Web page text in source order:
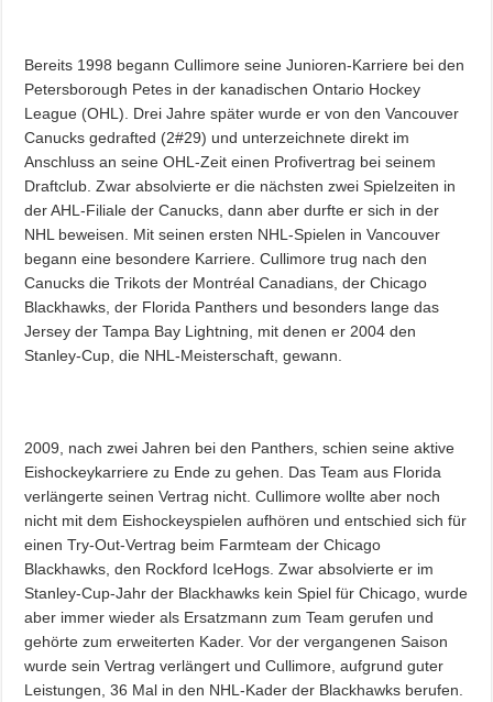
Bereits 1998 begann Cullimore seine Junioren-Karriere bei den
Petersborough Petes in der kanadischen Ontario Hockey
League (OHL). Drei Jahre später wurde er von den Vancouver
Canucks gedrafted (2#29) und unterzeichnete direkt im
Anschluss an seine OHL-Zeit einen Profivertrag bei seinem
Draftclub. Zwar absolvierte er die nächsten zwei Spielzeiten in
der AHL-Filiale der Canucks, dann aber durfte er sich in der
NHL beweisen. Mit seinen ersten NHL-Spielen in Vancouver
begann eine besondere Karriere. Cullimore trug nach den
Canucks die Trikots der Montréal Canadians, der Chicago
Blackhawks, der Florida Panthers und besonders lange das
Jersey der Tampa Bay Lightning, mit denen er 2004 den
Stanley-Cup, die NHL-Meisterschaft, gewann.
2009, nach zwei Jahren bei den Panthers, schien seine aktive
Eishockeykarriere zu Ende zu gehen. Das Team aus Florida
verlängerte seinen Vertrag nicht. Cullimore wollte aber noch
nicht mit dem Eishockeyspielen aufhören und entschied sich für
einen Try-Out-Vertrag beim Farmteam der Chicago
Blackhawks, den Rockford IceHogs. Zwar absolvierte er im
Stanley-Cup-Jahr der Blackhawks kein Spiel für Chicago, wurde
aber immer wieder als Ersatzmann zum Team gerufen und
gehörte zum erweiterten Kader. Vor der vergangenen Saison
wurde sein Vertrag verlängert und Cullimore, aufgrund guter
Leistungen, 36 Mal in den NHL-Kader der Blackhawks berufen.